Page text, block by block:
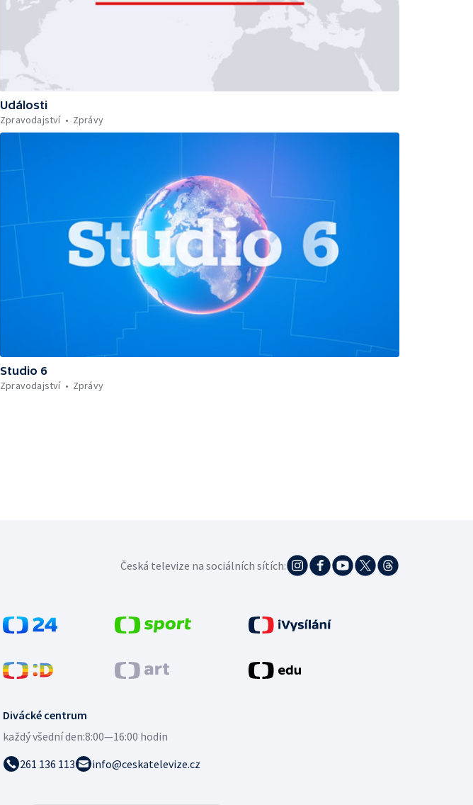
Události
Zpravodajství
Zprávy
Studio 6
Zpravodajství
Zprávy
Divácké centrum
každý všední den:8:00—16:00 hodin
261 136 113
info@ceskatelevize.cz
Česká televize na sociálních sítích: